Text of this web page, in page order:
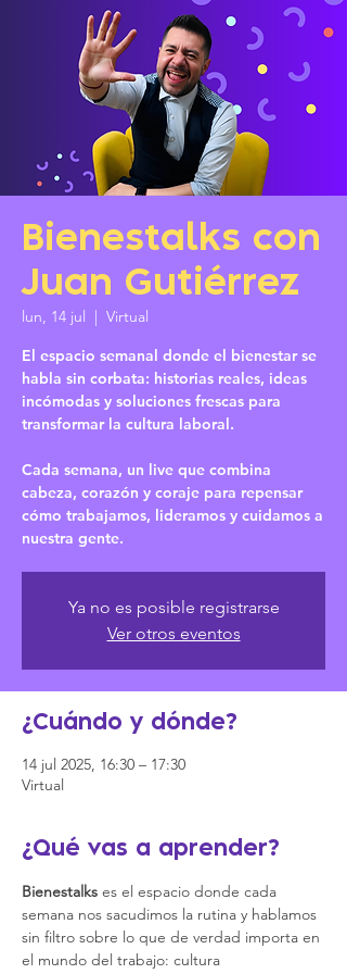
Bienestalks con
Juan Gutiérrez
lun, 14 jul
  |
Virtual
El espacio semanal donde el bienestar se
habla sin corbata: historias reales, ideas
incómodas y soluciones frescas para
transformar la cultura laboral.
Cada semana, un live que combina
cabeza, corazón y coraje para repensar
cómo trabajamos, lideramos y cuidamos a
nuestra gente.
Ya no es posible registrarse
Ver otros eventos
¿Cuándo y dónde?
14 jul 2025, 16:30 – 17:30
Virtual
¿Qué vas a aprender?
Bienestalks es el espacio donde cada
semana nos sacudimos la rutina y hablamos
sin filtro sobre lo que de verdad importa en
el mundo del trabajo: cultura